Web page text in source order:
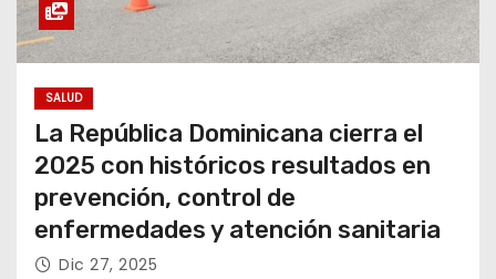
SALUD
La República Dominicana cierra el
2025 con históricos resultados en
prevención, control de
enfermedades y atención sanitaria
Dic 27, 2025